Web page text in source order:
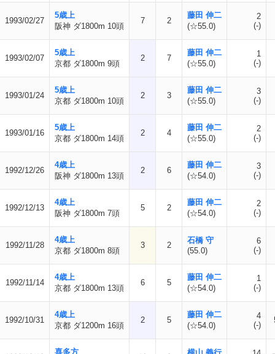
1993/02/27
5歳上
阪神 ダ1800m 10頭
7 2
藤田 伸二
(☆55.0)
2
(-)
1993/02/07
5歳上
京都 ダ1800m 9頭
2 7
藤田 伸二
(☆55.0)
1
(-)
1993/01/24
5歳上
京都 ダ1800m 10頭
2 3
藤田 伸二
(☆55.0)
3
(-)
1993/01/16
5歳上
京都 ダ1800m 14頭
2 4
藤田 伸二
(☆55.0)
2
(-)
1992/12/26
4歳上
阪神 ダ1800m 13頭
2 6
藤田 伸二
(☆54.0)
3
(-)
1992/12/13
4歳上
阪神 ダ1800m 7頭
5 2
藤田 伸二
(☆54.0)
2
(-)
1992/11/28
4歳上
京都 ダ1800m 8頭
3 2
石橋 守
(55.0)
6
(-)
1992/11/14
4歳上
京都 ダ1800m 13頭
6 5
藤田 伸二
(☆54.0)
1
(-)
1992/10/31
4歳上
京都 ダ1200m 16頭
2 5
藤田 伸二
(☆54.0)
4
(-)
喜多方